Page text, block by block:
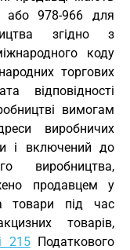
або 978-966 для
згідно з
коду
торгових
відповідності
вимогам
виробничих
і включений до
виробництва,
продавцем у
товари під час
товарів,
215Податкового